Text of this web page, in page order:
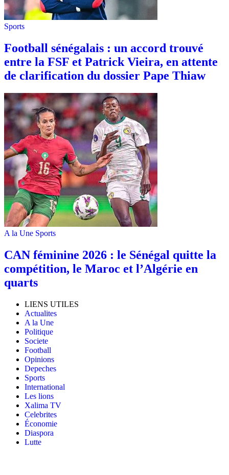
Sports
Football sénégalais : un accord trouvé
entre la FSF et Patrick Vieira, en attente
de clarification du dossier Pape Thiaw
A la Une Sports
‎CAN féminine 2026 : le Sénégal quitte la
compétition, le Maroc et l’Algérie en
quarts
LIENS UTILES
Actualites
A la Une
Politique
Societe
Football
Opinions
Depeches
Sports
International
Les lions
Xalima TV
Celebrites
Économie
Diaspora
Lutte